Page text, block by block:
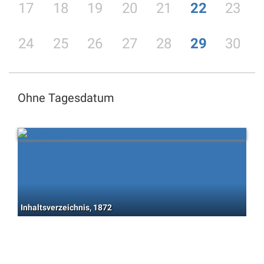
17 18 19 20 21 22 23
24 25 26 27 28 29 30
Ohne Tagesdatum
Inhaltsverzeichnis, 1872